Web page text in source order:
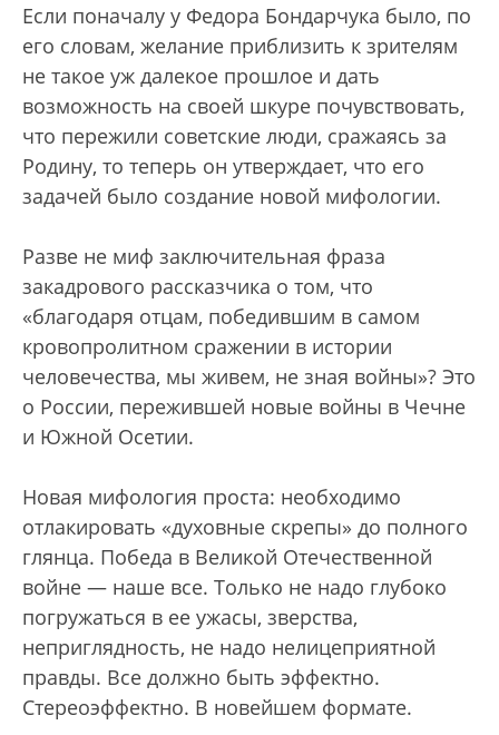
Если поначалу у Федора Бондарчука было, по
его словам, желание приблизить к зрителям
не такое уж далекое прошлое и дать
возможность на своей шкуре почувствовать,
что пережили советские люди, сражаясь за
Родину, то теперь он утверждает, что его
задачей было создание новой мифологии.
Разве не миф заключительная фраза
закадрового рассказчика о том, что
«благодаря отцам, победившим в самом
кровопролитном сражении в истории
человечества, мы живем, не зная войны»? Это
о России, пережившей новые войны в Чечне
и Южной Осетии.
Новая мифология проста: необходимо
отлакировать «духовные скрепы» до полного
глянца. Победа в Великой Отечественной
войне — наше все. Только не надо глубоко
погружаться в ее ужасы, зверства,
неприглядность, не надо нелицеприятной
правды. Все должно быть эффектно.
Стереоэффектно. В новейшем формате.